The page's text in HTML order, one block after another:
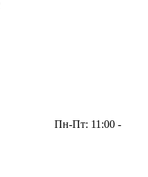
Пн-Пт: 11:00 -